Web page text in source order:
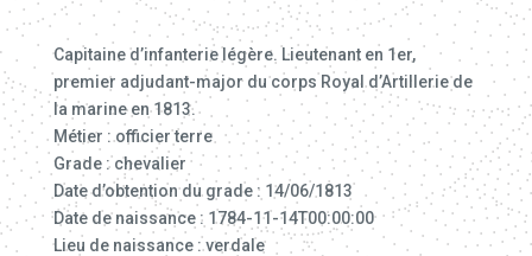
Capitaine d’infanterie légère. Lieutenant en 1er,
premier adjudant-major du corps Royal d’Artillerie de
la marine en 1813.
Métier : officier terre
Grade : chevalier
Date d’obtention du grade : 14/06/1813
Date de naissance : 1784-11-14T00:00:00
Lieu de naissance : verdale